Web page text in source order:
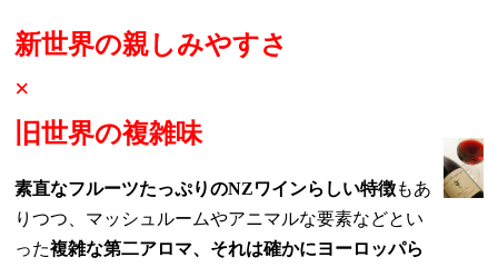
新世界の親しみやすさ
×
旧世界の複雑味
素直なフルーツたっぷりのNZワインらしい特徴もあ
りつつ、マッシュルームやアニマルな要素などとい
った複雑な第二アロマ、それは確かにヨーロッパら